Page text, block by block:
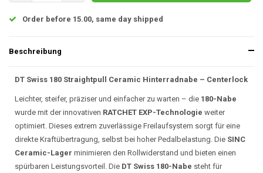
Order before 15.00, same day shipped
Beschreibung
DT Swiss 180 Straightpull Ceramic Hinterradnabe – Centerlock
Leichter, steifer, präziser und einfacher zu warten – die 180-Nabe
wurde mit der innovativen RATCHET EXP-Technologie weiter
optimiert. Dieses extrem zuverlässige Freilaufsystem sorgt für eine
direkte Kraftübertragung, selbst bei hoher Pedalbelastung. Die SINC
Ceramic-Lager minimieren den Rollwiderstand und bieten einen
spürbaren Leistungsvorteil. Die DT Swiss 180-Nabe steht für